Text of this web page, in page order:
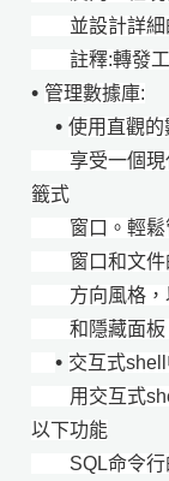
並設計詳細
註釋:轉發工
•管理數據庫:
•使用直觀的
享受一個現
籤式
窗口。輕鬆
窗口和文件
方向風格，
和隱藏面板
• 交互式
用交互式
以下功能
SQL命令行